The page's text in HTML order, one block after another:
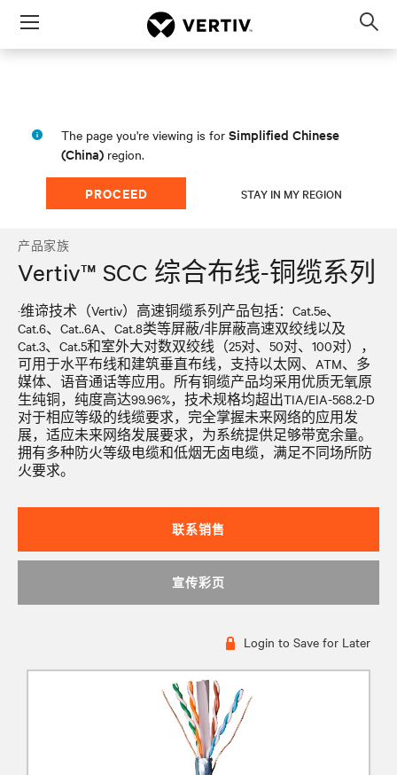
Menu
The page you're viewing is for Simplified Chinese
(China) region.
PROCEED STAY IN MY REGION
产品家族
Vertiv™ SCC 综合布线-铜缆系列
·维谛技术（Vertiv）高速铜缆系列产品包括：Cat.5e、
Cat.6、Cat..6A、Cat.8类等屏蔽/非屏蔽高速双绞线以及
Cat.3、Cat.5和室外大对数双绞线（25对、50对、100对），
可用于水平布线和建筑垂直布线，支持以太网、ATM、多
媒体、语音通话等应用。所有铜缆产品均采用优质无氧原
生纯铜，纯度高达99.96%，技术规格均超出TIA/EIA-568.2-D
对于相应等级的线缆要求，完全掌握未来网络的应用发
展，适应未来网络发展要求，为系统提供足够带宽余量。
拥有多种防火等级电缆和低烟无卤电缆，满足不同场所防
火要求。
联系销售
宣传彩页
Login to Save for Later